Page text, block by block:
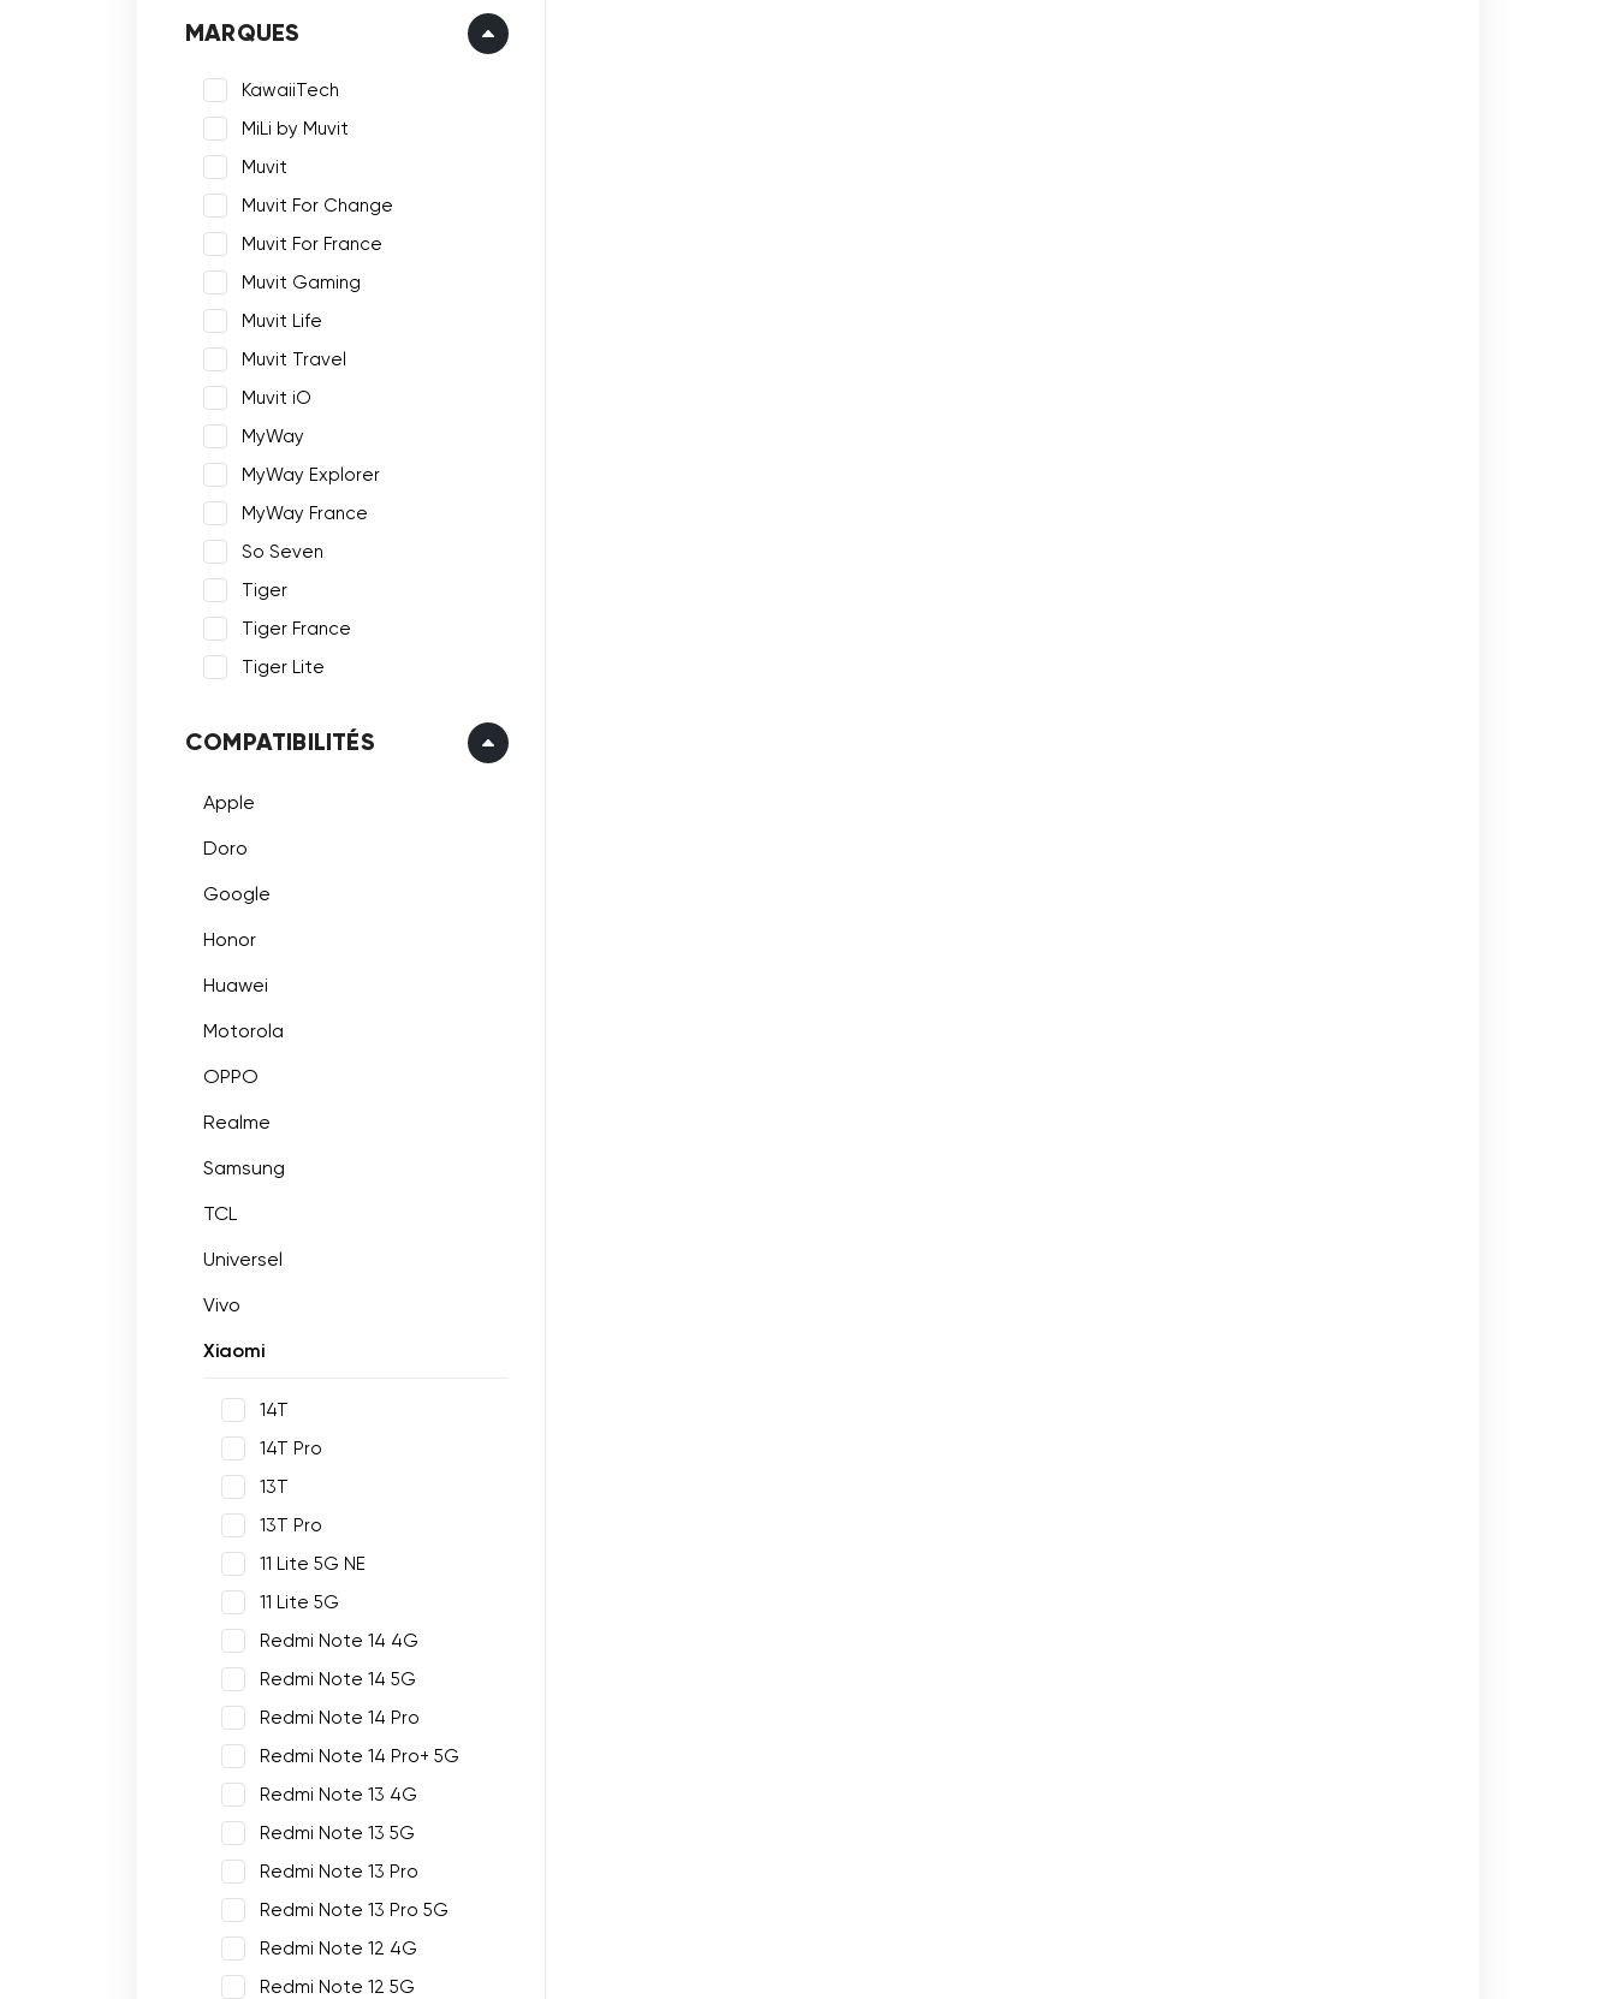
MARQUES
KawaiiTech
MiLi by Muvit
Muvit
Muvit For Change
Muvit For France
Muvit Gaming
Muvit Life
Muvit Travel
Muvit iO
MyWay
MyWay Explorer
MyWay France
So Seven
Tiger
Tiger France
Tiger Lite
COMPATIBILITÉS
Apple
Doro
Google
Honor
Huawei
Motorola
OPPO
Realme
Samsung
TCL
Universel
Vivo
Xiaomi
14T
14T Pro
13T
13T Pro
11 Lite 5G NE
11 Lite 5G
Redmi Note 14 4G
Redmi Note 14 5G
Redmi Note 14 Pro
Redmi Note 14 Pro+ 5G
Redmi Note 13 4G
Redmi Note 13 5G
Redmi Note 13 Pro
Redmi Note 13 Pro 5G
Redmi Note 12 4G
Redmi Note 12 5G